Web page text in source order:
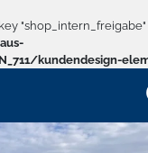
"shop_intern_freigabe"
kundendesign-